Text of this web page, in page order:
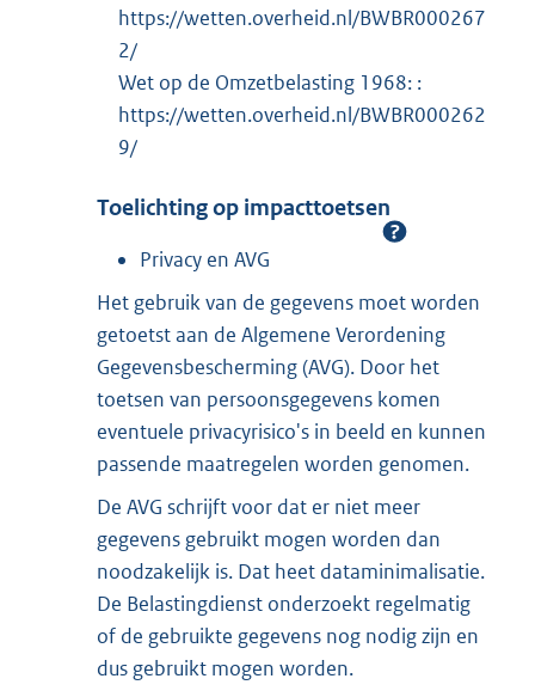
https://wetten.overheid.nl/BWBR000267
2/
Wet op de Omzetbelasting 1968: :
https://wetten.overheid.nl/BWBR000262
9/
Toelichting op impacttoetsen
Privacy en AVG
Het gebruik van de gegevens moet worden
getoetst aan de Algemene Verordening
Gegevensbescherming (AVG). Door het
toetsen van persoonsgegevens komen
eventuele privacyrisico's in beeld en kunnen
passende maatregelen worden genomen.
De AVG schrijft voor dat er niet meer
gegevens gebruikt mogen worden dan
noodzakelijk is. Dat heet dataminimalisatie.
De Belastingdienst onderzoekt regelmatig
of de gebruikte gegevens nog nodig zijn en
dus gebruikt mogen worden.